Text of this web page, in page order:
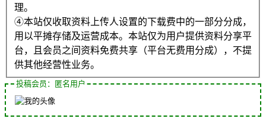
理。
④本站仅收取资料上传人设置的下载费中的一部分分成，
用以平摊存储及运营成本。本站仅为用户提供资料分享平
台，且会员之间资料免费共享（平台无费用分成），不提
供其他经营性业务。
投稿会员：匿名用户